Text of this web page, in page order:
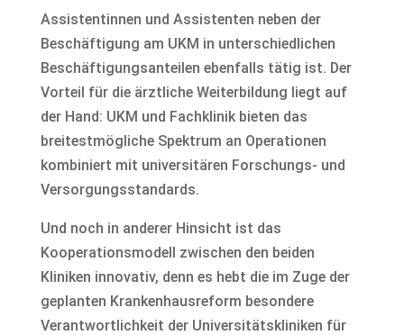
Assistentinnen und Assistenten neben der
Beschäftigung am UKM in unterschiedlichen
Beschäftigungsanteilen ebenfalls tätig ist. Der
Vorteil für die ärztliche Weiterbildung liegt auf
der Hand: UKM und Fachklinik bieten das
breitestmögliche Spektrum an Operationen
kombiniert mit universitären Forschungs- und
Versorgungsstandards.
Und noch in anderer Hinsicht ist das
Kooperationsmodell zwischen den beiden
Kliniken innovativ, denn es hebt die im Zuge der
geplanten Krankenhausreform besondere
Verantwortlichkeit der Universitätskliniken für